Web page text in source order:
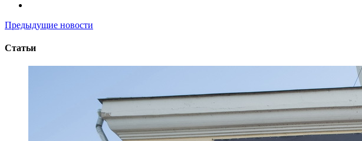
Предыдущие новости
Статьи